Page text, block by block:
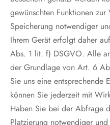
gewünschten Funktionen
Speicherung notwendiger
Ihrem Gerät erfolgt daher
Abs. 1 lit. f) DSGVO. Alle
der Grundlage von Art. 6
Sie uns eine entsprechende
können Sie jederzeit mit
Haben Sie bei der Abfrage
Platzierung notwendiger